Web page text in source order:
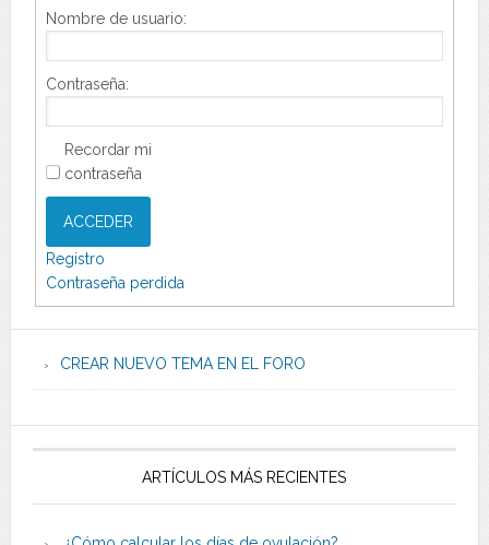
Nombre de usuario:
Contraseña:
Recordar mi
contraseña
ACCEDER
Registro
Contraseña perdida
CREAR NUEVO TEMA EN EL FORO
ARTÍCULOS MÁS RECIENTES